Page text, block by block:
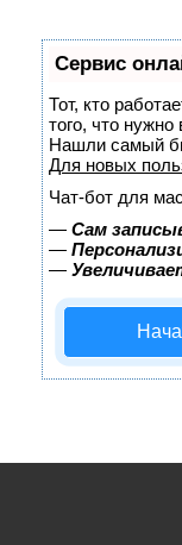
Сервис
Тот, кто
того, что
Нашли самый
Для новых
Чат-бот для
— Сам
—
—